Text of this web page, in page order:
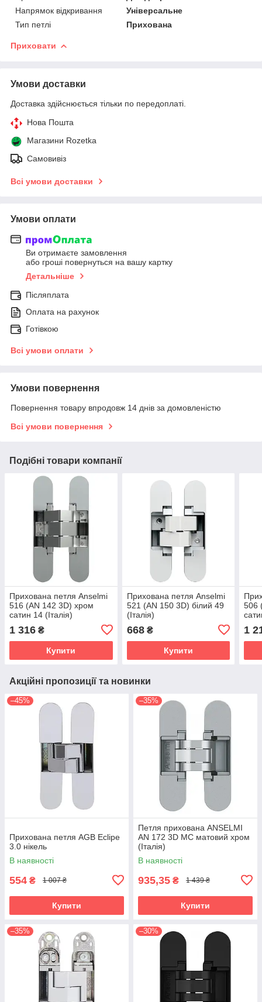
Напрямок відкривання
Універсальне
Тип петлі
Прихована
Приховати
Умови доставки
Доставка здійснюється тільки по передоплаті.
Нова Пошта
Магазини Rozetka
Самовивіз
Всі умови доставки
Умови оплати
Ви отримаєте замовлення
або гроші повернуться на вашу картку
Детальніше
Післяплата
Оплата на рахунок
Готівкою
Всі умови оплати
Умови повернення
Повернення товару впродовж 14 днів за домовленістю
Всі умови повернення
Подібні товари компанії
Прихована петля Anselmi
516 (AN 142 3D) хром
сатин 14 (Італія)
1 316 ₴
Купити
Прихована петля Anselmi
521 (AN 150 3D) білий 49
(Італія)
668₴
Купити
506
1
Акційні пропозиції та новинки
–45%
Прихована петля AGB Eclipe
3.0 нікель
В наявності
554 ₴ 1 007 ₴
Купити
–35%
Петля прихована ANSELMI
AN 172 3D MC матовий хром
(Італія)
В наявності
935,35 ₴ 1 439 ₴
Купити
–35% –30%